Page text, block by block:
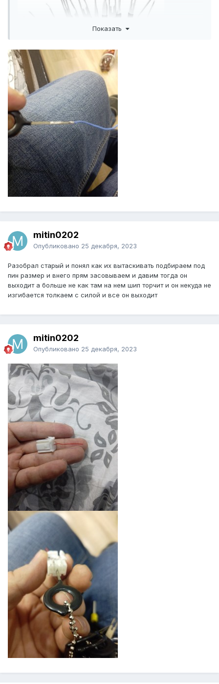
Показать
mitin0202
Опубликовано 25 декабря, 2023
Разобрал старый и понял как их вытаскивать подбираем под
пин размер и внего прям засовываем и давим тогда он
выходит а больше не как там на нем шип торчит и он некуда не
изгибается толкаем с силой и все он выходит
mitin0202
Опубликовано 25 декабря, 2023